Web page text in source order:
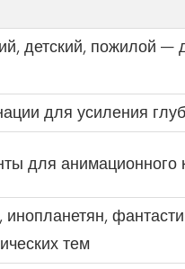
детский, пожилой —
для усиления
для анимационного
инопланетян,
тем